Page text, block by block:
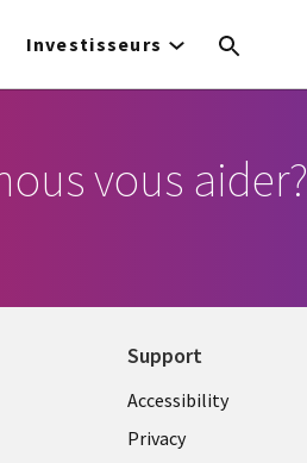
Investisseurs
vous aider?
Support
Accessibility
Privacy